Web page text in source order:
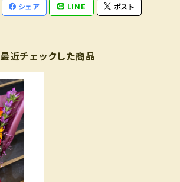
シェア LINE ポスト
最近チェックした商品